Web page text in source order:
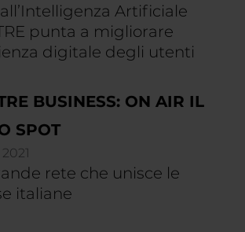
Artificiale
punta a migliorare
digitale degli utenti
BUSINESS: ON AIR IL
SPOT
rete che unisce le
italiane